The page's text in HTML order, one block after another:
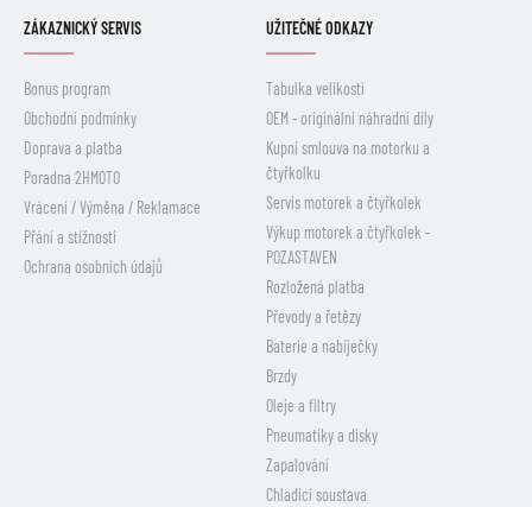
ZÁKAZNICKÝ SERVIS
Bonus program
Obchodní podmínky
Doprava a platba
Poradna 2HMOTO
Vrácení / Výměna / Reklamace
Přání a stížnosti
Ochrana osobních údajů
UŽITEČNÉ ODKAZY
Tabulka velikostí
OEM - originální náhradní díly
Kupní smlouva na motorku a
čtyřkolku
Servis motorek a čtyřkolek
Výkup motorek a čtyřkolek -
POZASTAVEN
Rozložená platba
Převody a řetězy
Baterie a nabíječky
Brzdy
Oleje a filtry
Pneumatiky a disky
Zapalování
Chladicí soustava